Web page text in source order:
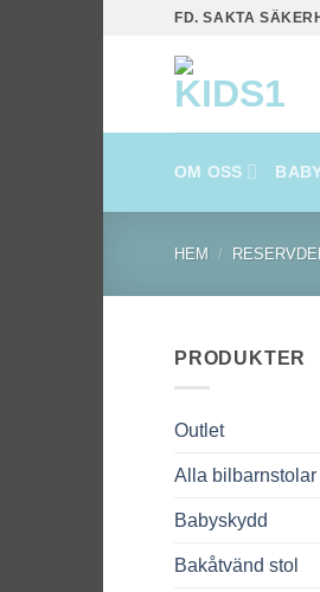
FD. SAKTA
OM OSS
HEM /
PRODUKTER
Outlet
Alla bilbarnstolar
Babyskydd
Bakåtvänd stol